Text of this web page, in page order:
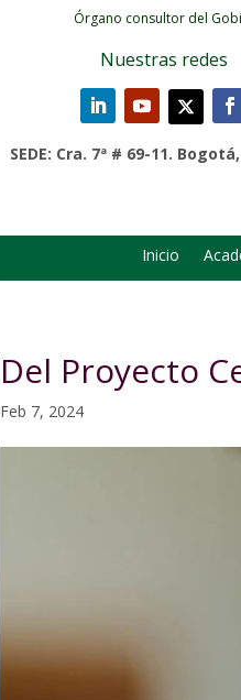
Órgano consultor del
Nuestras redes
SEDE: Cra. 7ª # 69-11.
Inicio
Del Proyecto
Feb 7, 2024